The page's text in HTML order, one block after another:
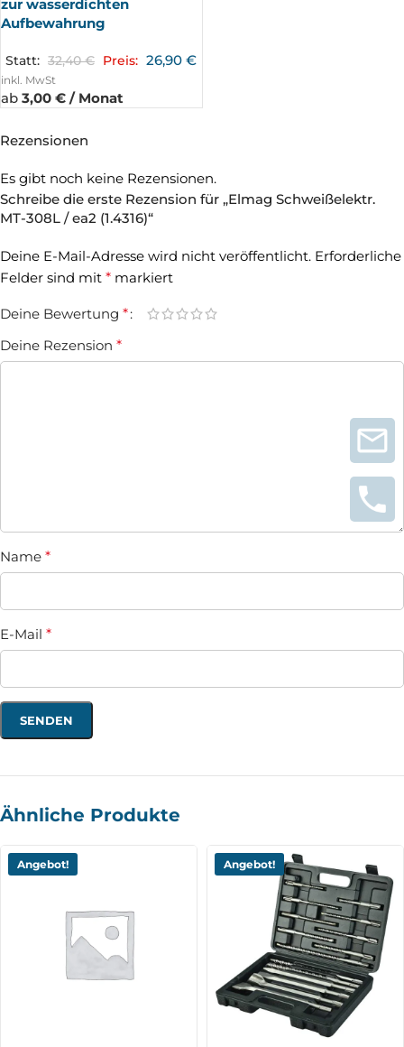
zur wasserdichten
Aufbewahrung
Statt: 32,40€ Preis: 26,90 €
inkl. MwSt
ab 3,00 € / Monat
Rezensionen
Es gibt noch keine Rezensionen.
Schreibe die erste Rezension für „Elmag Schweißelektr.
MT-308L / ea2 (1.4316)“
Deine E-Mail-Adresse wird nicht veröffentlicht. Erforderliche
Felder sind mit * markiert
Deine Bewertung *
Deine Rezension *
Name *
E-Mail *
Ähnliche Produkte
Angebot! Angebot!